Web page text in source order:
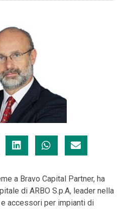
a Bravo Capital Partner, ha
di ARBO S.p.A, leader nella
accessori per impianti di